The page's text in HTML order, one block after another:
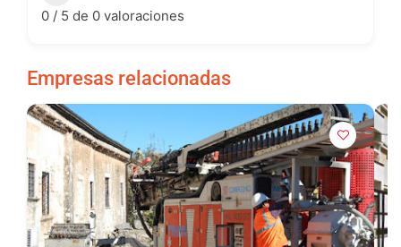
0 / 5 de 0 valoraciones
Empresas relacionadas